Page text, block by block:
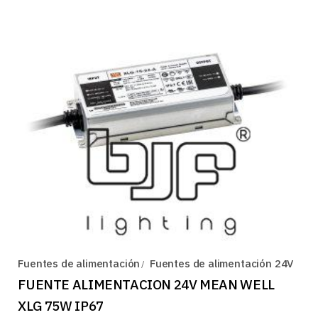
Fuentes de alimentación Fuentes de alimentación 24V
FUENTE ALIMENTACION 24V MEAN WELL
XLG 75W IP67